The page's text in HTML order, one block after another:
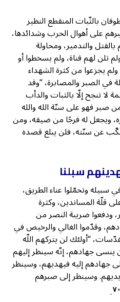
بالثّبات المنقطع النظير
على أهوال الحرب وشدائدها،
والتدمير، ومحاولة
تلن لهم قناة، ولم يسخطوا أو
يجزعوا من كثرة الشهداء
في الصبر والمصابرة، “وقد
لا تنجح إلّا بالثبات والدأب
صبر فهو على سنّة الله والله
ويجعل له فرجًا من ضيقه، ومن
عن سنّته، فلن يبلغ قصده
سبلنا
سبيله وتحمّلوا عناء الطريق،
قلّة المساندين، وكثرة
ودفعوا ضريبة النصر من
وقدّموا الغالي والرخيص في
“أولئك لن يتركهم اللّه
ينسى جهادهم، إنّه سينظر إليهم
جهادهم إليه فيهديهم، وسينظر
وسينظر إلى صبرهم
٧.